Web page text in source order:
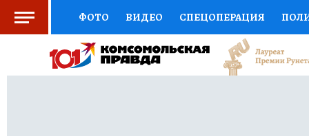
ФОТО ВИДЕО СПЕЦОПЕРАЦИЯ
СОЦПОДДЕРЖКА НАУКА СПОРТ